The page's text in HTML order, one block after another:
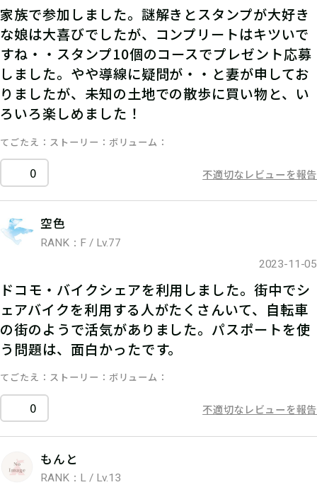
家族で参加しました。謎解きとスタンプが大好き
な娘は大喜びでしたが、コンプリートはキツいで
すね・・スタンプ10個のコースでプレゼント応募
しました。やや導線に疑問が・・と妻が申してお
りましたが、未知の土地での散歩に買い物と、い
ろいろ楽しめました！
てごたえ ストーリー ボリューム
0 不適切なレビューを報告
空色
RANK：F / Lv.77
2023-11-05
ドコモ・バイクシェアを利用しました。街中でシ
ェアバイクを利用する人がたくさんいて、自転車
の街のようで活気がありました。パスポートを使
う問題は、面白かったです。
てごたえ ストーリー ボリューム
0 不適切なレビューを報告
もんと
RANK：L / Lv.13